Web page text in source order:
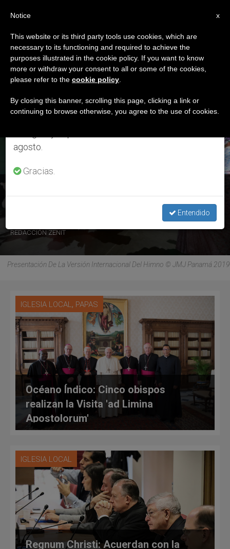
DÍA
Noviembre 29th, 2018
ÚLTIMAS NOTICIAS
REDACCIÓN ZENIT
Presentación De La Versión Internacional Del Himno © JMJ Panamá 2019
IGLESIA LOCAL, PAPAS
Océano Índico: Cinco obispos
realizan la Visita 'ad Limina
Apostolorum'
IGLESIA LOCAL
Regnum Christi: Acuerdan con la
×
Aviso importante
Del 27 de julio al 7 de agosto haremos la pausa
anual, aprovechando que en el periodo de verano
se generan menos informaciones y también el
agosto.
Gracias.
Entendido
x
Notice
This website or its third party tools use cookies, which are
necessary to its functioning and required to achieve the
purposes illustrated in the cookie policy. If you want to know
more or withdraw your consent to all or some of the cookies,
please refer to the cookie policy
By closing this banner, scrolling this page, clicking a link or
continuing to browse otherwise, you agree to the use of cookies.